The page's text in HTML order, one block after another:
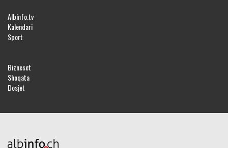
Albinfo.tv
Kalendari
Sport
Bizneset
Shoqata
Dosjet